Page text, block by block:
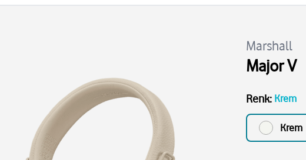
Marshall
Major V
Renk: Krem
Krem